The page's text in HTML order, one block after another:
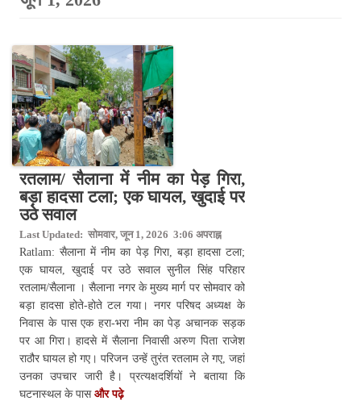
रतलाम/ सैलाना में नीम का पेड़ गिरा,
बड़ा हादसा टला; एक घायल, खुदाई पर
उठे सवाल
Last Updated: सोमवार, जून 1, 2026 3:06 अपराह्न
Ratlam: सैलाना में नीम का पेड़ गिरा, बड़ा हादसा टला;
एक घायल, खुदाई पर उठे सवाल सुनील सिंह परिहार
रतलाम/सैलाना । सैलाना नगर के मुख्य मार्ग पर सोमवार को
बड़ा हादसा होते-होते टल गया। नगर परिषद अध्यक्ष के
निवास के पास एक हरा-भरा नीम का पेड़ अचानक सड़क
पर आ गिरा। हादसे में सैलाना निवासी अरुण पिता राजेश
राठौर घायल हो गए। परिजन उन्हें तुरंत रतलाम ले गए, जहां
उनका उपचार जारी है। प्रत्यक्षदर्शियों ने बताया कि
घटनास्थल के पास और पढ़े